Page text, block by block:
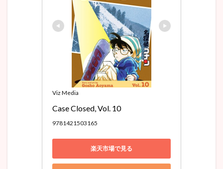
Viz Media
Case Closed, Vol. 10
9781421503165
楽天市場で見る